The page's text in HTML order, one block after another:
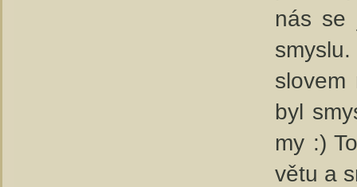
nás se
slovem
byl
my :)
větu a